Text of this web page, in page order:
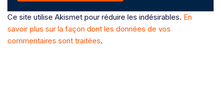
Ce site utilise Akismet pour réduire les indésirables. En
savoir plus sur la façon dont les données de vos
commentaires sont traitées.